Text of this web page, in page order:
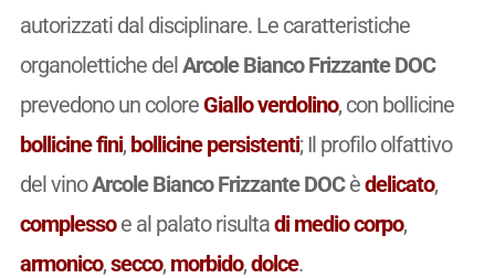
autorizzati dal disciplinare. Le caratteristiche
organolettiche delArcole Bianco Frizzante DOC
prevedono un colore Giallo verdolino, con bollicine
bollicine fini, bollicine persistenti; Il profilo olfattivo
del vinoArcole Bianco Frizzante DOCèdelicato,
complessoe al palato risultadi medio corpo,
armonico,secco, morbido,dolce.